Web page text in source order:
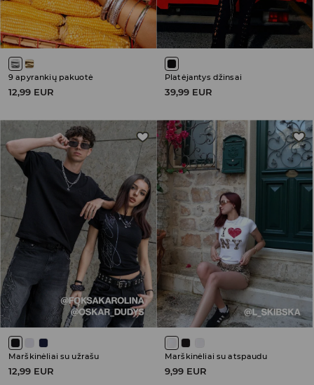
9 apyrankių pakuotė
12,99 EUR
Platėjantys džinsai
39,99 EUR
Marškinėliai su užrašu
12,99 EUR
Marškinėliai su atspaudu
9,99 EUR